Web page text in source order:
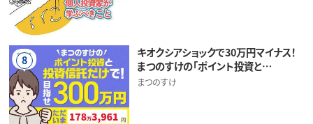
8
キオクシアショックで30万円マイナス！
まつのすけの「ポイント投資と…
まつのすけ